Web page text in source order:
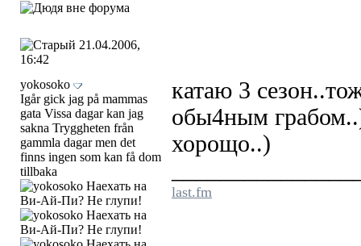
21.04.2006,
16:42
yokosoko
Igår gick jag på mammas
gata Vissa dagar kan jag
sakna Tryggheten från
gammla dagar men det
finns ingen som kan få dom
tillbaka
катаю 3
обы4ным
хорощо..)
last.fm